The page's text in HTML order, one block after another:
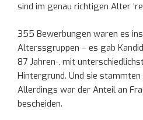
sind im genau richtigen Alter
355 Bewerbungen waren es
Alterssgruppen – es gab
87 Jahren-, mit
Hintergrund. Und sie
Allerdings war der Anteil an
bescheiden.